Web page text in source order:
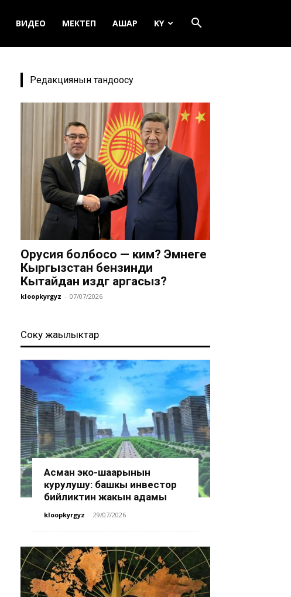
ВИДЕО МЕКТЕП АШАР KY
Редакциянын тандоосу
Орусия болбосо — ким? Эмнеге
Кыргызстан бензинди
Кытайдан издөөгө аргасыз?
kloopkyrgyz - 07/07/2026
Соңку жаңылыктар
Асман эко-шаарынын
курулушу: башкы инвестор
бийликтин жакын адамы
kloopkyrgyz - 29/07/2026